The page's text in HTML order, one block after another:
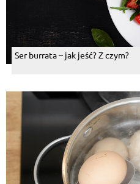
Ser burrata – jak jeść? Z czym?